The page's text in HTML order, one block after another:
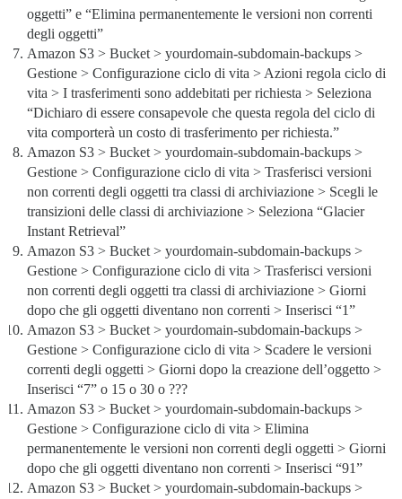
oggetti” e “Elimina permanentemente le versioni non correnti
degli oggetti”
Amazon S3 > Bucket > yourdomain-subdomain-backups >
Gestione > Configurazione ciclo di vita > Azioni regola ciclo di
vita > I trasferimenti sono addebitati per richiesta > Seleziona
“Dichiaro di essere consapevole che questa regola del ciclo di
vita comporterà un costo di trasferimento per richiesta.”
Amazon S3 > Bucket > yourdomain-subdomain-backups >
Gestione > Configurazione ciclo di vita > Trasferisci versioni
non correnti degli oggetti tra classi di archiviazione > Scegli le
transizioni delle classi di archiviazione > Seleziona “Glacier
Instant Retrieval”
Amazon S3 > Bucket > yourdomain-subdomain-backups >
Gestione > Configurazione ciclo di vita > Trasferisci versioni
non correnti degli oggetti tra classi di archiviazione > Giorni
dopo che gli oggetti diventano non correnti > Inserisci “1”
Amazon S3 > Bucket > yourdomain-subdomain-backups >
Gestione > Configurazione ciclo di vita > Scadere le versioni
correnti degli oggetti > Giorni dopo la creazione dell’oggetto >
Inserisci “7” o 15 o 30 o ???
Amazon S3 > Bucket > yourdomain-subdomain-backups >
Gestione > Configurazione ciclo di vita > Elimina
permanentemente le versioni non correnti degli oggetti > Giorni
dopo che gli oggetti diventano non correnti > Inserisci “91”
Amazon S3 > Bucket > yourdomain-subdomain-backups >